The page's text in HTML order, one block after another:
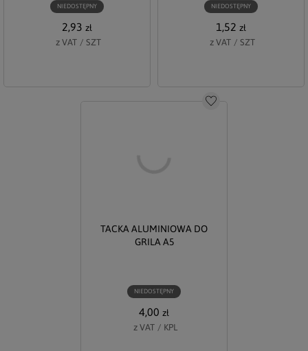
NIEDOSTĘPNY
2,93 zł
z VAT / SZT
NIEDOSTĘPNY
1,52 zł
z VAT / SZT
Do schowka
TACKA ALUMINIOWA DO
GRILA A5
NIEDOSTĘPNY
4,00 zł
z VAT / KPL